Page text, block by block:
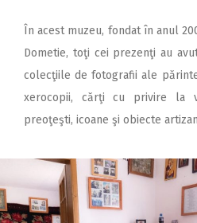
În acest muzeu, fondat în anul
Dometie, toţi cei prezenţi au
colecţiile de fotografii ale
xerocopii, cărţi cu privire la
preoţeşti, icoane şi obiecte